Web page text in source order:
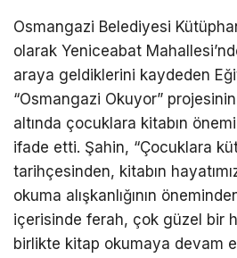
Osmangazi Belediyesi
olarak Yeniceabat
araya geldiklerini kaydeden
“Osmangazi Okuyor”
altında çocuklara kitabın
ifade etti. Şahin, “Çocuklara
tarihçesinden, kitabın
okuma alışkanlığının
içerisinde ferah, çok güzel bir
birlikte kitap okumaya devam